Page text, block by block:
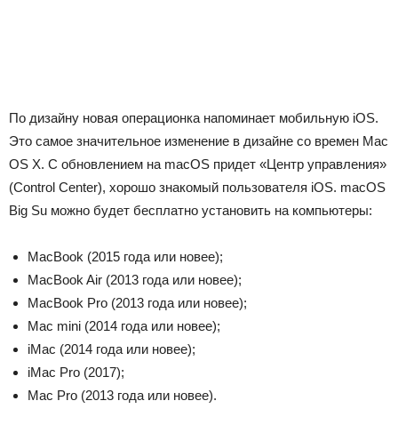
По дизайну новая операционка напоминает мобильную iOS.
Это самое значительное изменение в дизайне со времен Mac
OS X. С обновлением на macOS придет «Центр управления»
(Control Center), хорошо знакомый пользователя iOS. macOS
Big Su можно будет бесплатно установить на компьютеры:
MacBook (2015 года или новее);
MacBook Air (2013 года или новее);
MacBook Pro (2013 года или новее);
Mac mini (2014 года или новее);
iMac (2014 года или новее);
iMac Pro (2017);
Mac Pro (2013 года или новее).